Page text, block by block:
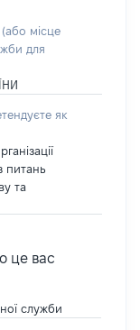
(або місце
для
як
питань
та
це вас
служби